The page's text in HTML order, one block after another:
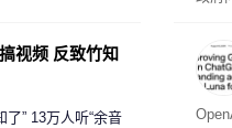
称
也无
视频 反致竹知
了” 13万人听“余音